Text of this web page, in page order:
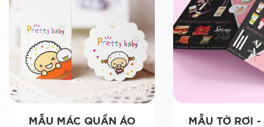
MẪU MÁC QUẦN ÁO MẪU TỜ RƠI -